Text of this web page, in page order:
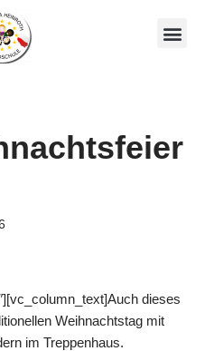
dieses
Weihnachtstag mit
im Treppenhaus.